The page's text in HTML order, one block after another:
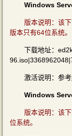
Windows
版本说明：该
版本只有64位系统。
下载地址：
激活说明：参考
Windows
版本说明：该
位系统。